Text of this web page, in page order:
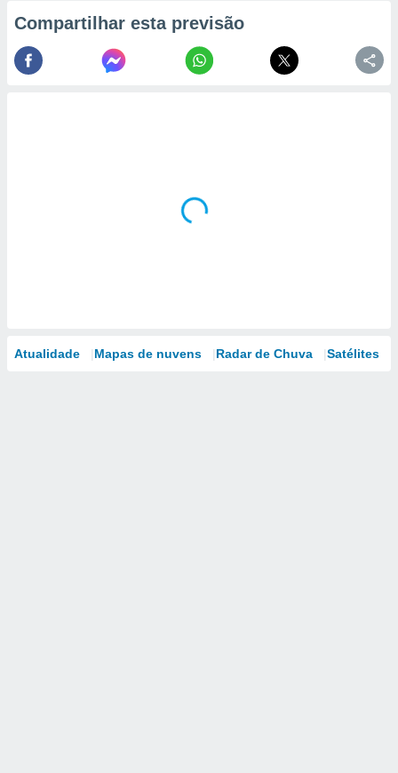
Compartilhar esta previsão
Atualidade Mapas de nuvens Radar de Chuva Satélites